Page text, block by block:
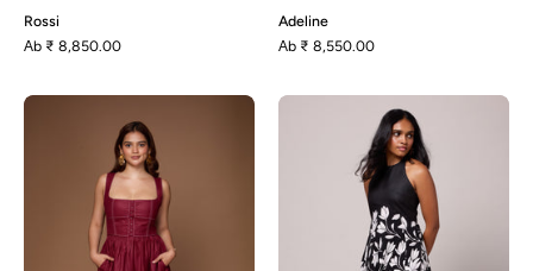
Rossi
Аb ₹ 8,850.00
Adeline
Аb ₹ 8,550.00
Maroon
Rumi